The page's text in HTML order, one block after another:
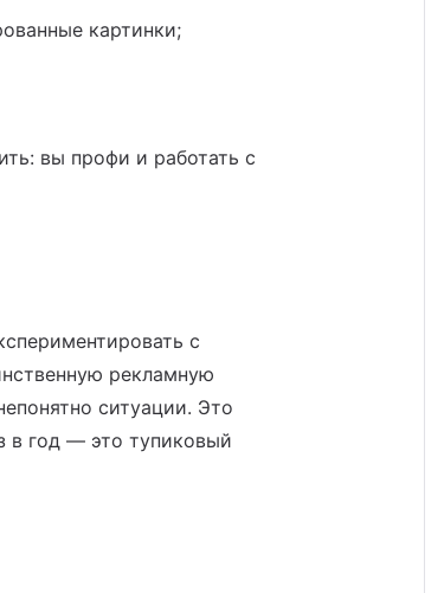
картинки;
вы профи и работать с
с
рекламную
ситуации. Это
в год — это тупиковый